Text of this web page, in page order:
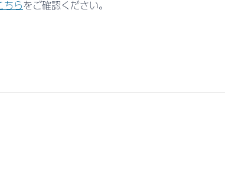
ちらをご確認ください。